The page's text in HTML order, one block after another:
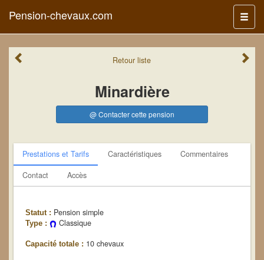
Menu
Pension-chevaux.com
Retourliste
Minardière
@ Contacter cette pension
Prestations et Tarifs Caractéristiques
Commentaires
Contact
Accès
Statut : Pension simple
Type : Classique
Capacité totale : 10 chevaux